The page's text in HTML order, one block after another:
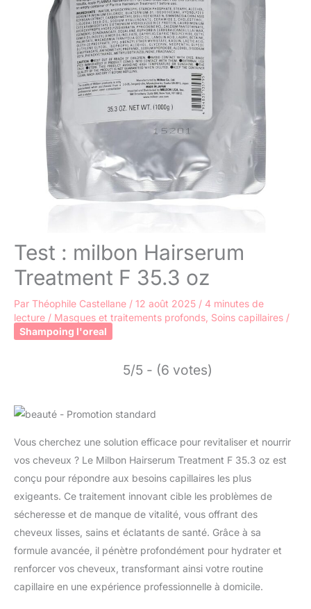
Test : milbon Hairserum
Treatment F 35.3 oz
Par Théophile Castellane / 12 août 2025 / 4 minutes de
lecture / Masques et traitements profonds Soins capillaires /
Shampoing l'oreal
5/5 - (6 votes)
Vous cherchez une solution efficace pour revitaliser et nourrir
vos cheveux ? Le Milbon Hairserum Treatment F 35.3 oz est
conçu pour répondre aux besoins capillaires les plus
exigeants. Ce traitement innovant cible les problèmes de
sécheresse et de manque de vitalité, vous offrant des
cheveux lisses, sains et éclatants de santé. Grâce à sa
formule avancée, il pénètre profondément pour hydrater et
renforcer vos cheveux, transformant ainsi votre routine
capillaire en une expérience professionnelle à domicile.